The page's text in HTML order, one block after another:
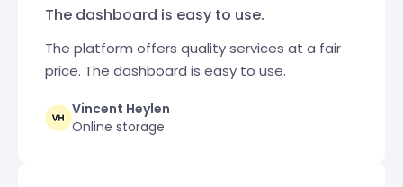
The dashboard is easy to use.
The platform offers quality services at a fair
price. The dashboard is easy to use.
Vincent Heylen
Online storage